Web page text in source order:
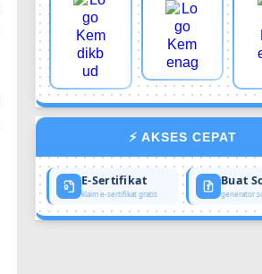
⚡ AKSES CEPAT
E-Sertifikat
klaim e-sertifikat gratis
Buat
generator